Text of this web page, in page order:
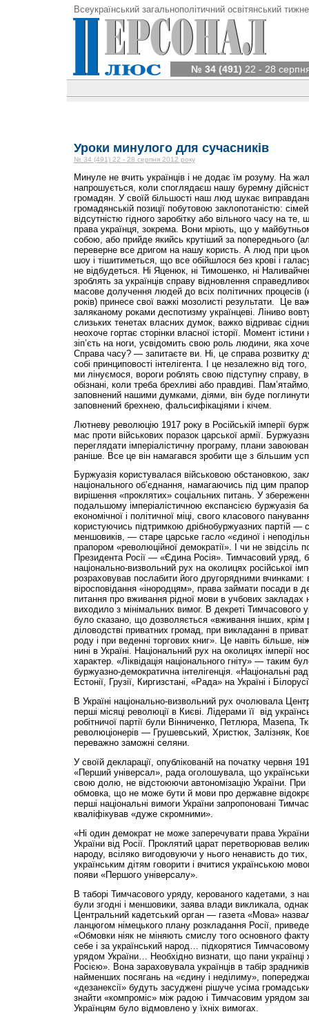
Всеукраїнський загальнополітичний освітянський
№ 34 (491) 22 - 28
Уроки минулого для сучасників
№ 34 (491) 22 - 28 серпня 2012 року
Минуле не вчить українців і не додає їм розуму. На
напрошується, коли споглядаєш нашу буремну
громадян. У своїй більшості наш люд шукає
громадянській позиції побутовою заклопотаністю:
відсутністю гідного заробітку або вільного часу на те,
права українця, зокрема. Вони мріють, що у
собою, або прийде якийсь крутіший за попереднього
переверне все дригом на нашу користь. А люд при
шоу і тішитиметься, що все обійшлося без крові і
не відбудеться. Ні Яценюк, ні Тимошенко, ні
зроблять за українців справу відновлення
масове долучення людей до всіх політичних процесів
років) принесе свої важкі мозолисті результати. Це
заляканому роками деспотизму українцеві. Ліниво
слизьких тенетах власних думок, важко відриває
неохоче гортає сторінки власної історії. Момент
зіп’єть на ноги, усвідомить свою роль людини, яка
Справа часу? — запитаєте ви. Ні, це справа розвитку
собі принциповості інтелігента. І це незалежно від
ми лінуємося, вороги роблять свою підступну справу,
обізнані, коли треба брехливі або правдиві.
заповнений нашими думками, діями, він буде
заповнений брехнею, фальсифікаціями і кічем.
Лютневу революцію 1917 року в Російській імперії
мас проти військових поразок царської армії.
переглядати імперіалістичну програму, плани
раніше. Все це він намагався зробити ще з більшим
Буржуазія користувалася військовою обстановкою,
національного об’єднання, намагаючись під цим
вирішення «проклятих» соціальних питань. У
подальшому імперіалістичною експансією буржуазія
економічної і політичної міці, свого класового
користуючись під­тримкою дрібнобуржуазних партій —
меншовиків, — старе царське гасло «єдиної і
прапором «революційної демократії». І чи не звідсіль
Президента Росії — «Єдина Росія». Тимчасовий уряд,
національно-визвольний рух на околицях російської
розраховував послабити його другорядними вчинками:
віросповідання «інородцям», права займати посади в
питання про вживання рідної мови в учбових
виходило з мінімальних вимог. В декреті Тимчасового
було сказано, що дозволяється «вживання інших, крім
діловодстві приватних громад, при викладанні в
роду і при веденні торгових книг». Це навіть більше,
нині в Україні. Національний рух на околицях імперії
характер. «Ліквідація національного гніту» — таким
буржуазно-демократична інтелігенція. «Національні
Естонії, Грузії, Киргизстані, «Рада» на Україні і
В Україні національно-визвольний рух очолювала
перші місяці революції в Києві. Лідерами її від
робітничої партії були Вінниченко, Петлюра, Мазепа,
революціонерів — Грушевський, Христюк, Залізняк,
переважно заможні селяни.
У своїй декларації, опублікованій на початку червня
«Перший універсал», рада оголошувала, що
свою долю, не відстоюючи автономізацію України. При
обмовка, що не може бути й мови про державне
перші національні вимоги України запропоновані
кваліфікував «дуже скромними».
«Ні один демократ не може заперечувати права України
України від Росії. Проклятий царат перетворював
народу, всіляко вигодовуючи у нього ненависть до тих,
українським дітям говорити і вчитися українською
появи «Першого універсалу».
В таборі Тимчасового уряду, керованого кадетами, з
були згодні і меншовики, заява влади викликала,
Центральний кадетський орган — газета «Мова»
ланцюгом німецького плану розкладання Росії,
«Обмовки ніяк не міняють смислу того основного
себе і за український народ… підкорятися
урядом України… Необхідно визнати, що пани українці
Росією». Вона зараховувала українців в табір
найменших посягань на «єдину і неділиму»,
«дезанексії» будуть засуджені рішуче усіма
знайти «компроміс» між радою і Тимчасовим урядом
Українцям було відмовлено у їхніх вимогах.